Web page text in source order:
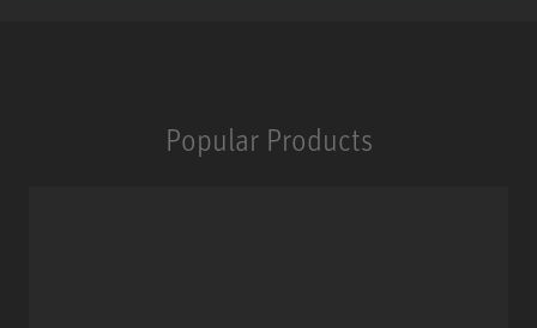
Popular Products